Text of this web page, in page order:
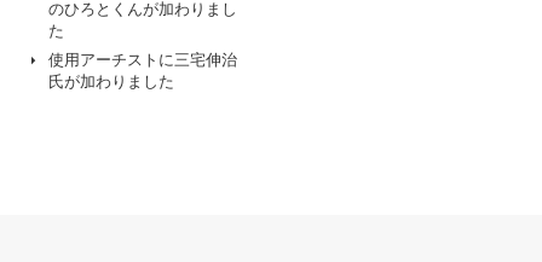
のひろとくんが加わりまし
た
使用アーチストに三宅伸治
氏が加わりました